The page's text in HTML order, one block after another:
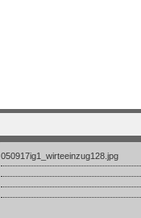
050917ig1_wirteeinzug128.jpg